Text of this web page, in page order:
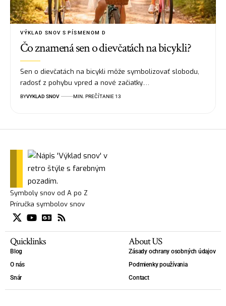
VÝKLAD SNOV S PÍSMENOM D
Čo znamená sen o dievčatách na bicykli?
Sen o dievčatách na bicykli môže symbolizovať slobodu,
radosť z pohybu vpred a nové začiatky.…
BYVYKLAD SNOV MIN. PREČÍTANIE 13
Symboly snov od A po Z
Príručka symbolov snov
Quicklinks
Blog
O nás
Snár
About US
Zásady ochrany osobných údajov
Podmienky používania
Contact